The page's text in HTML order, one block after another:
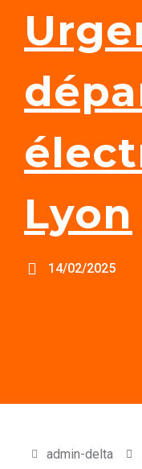
Lyon
14/02/2025
admin-delta